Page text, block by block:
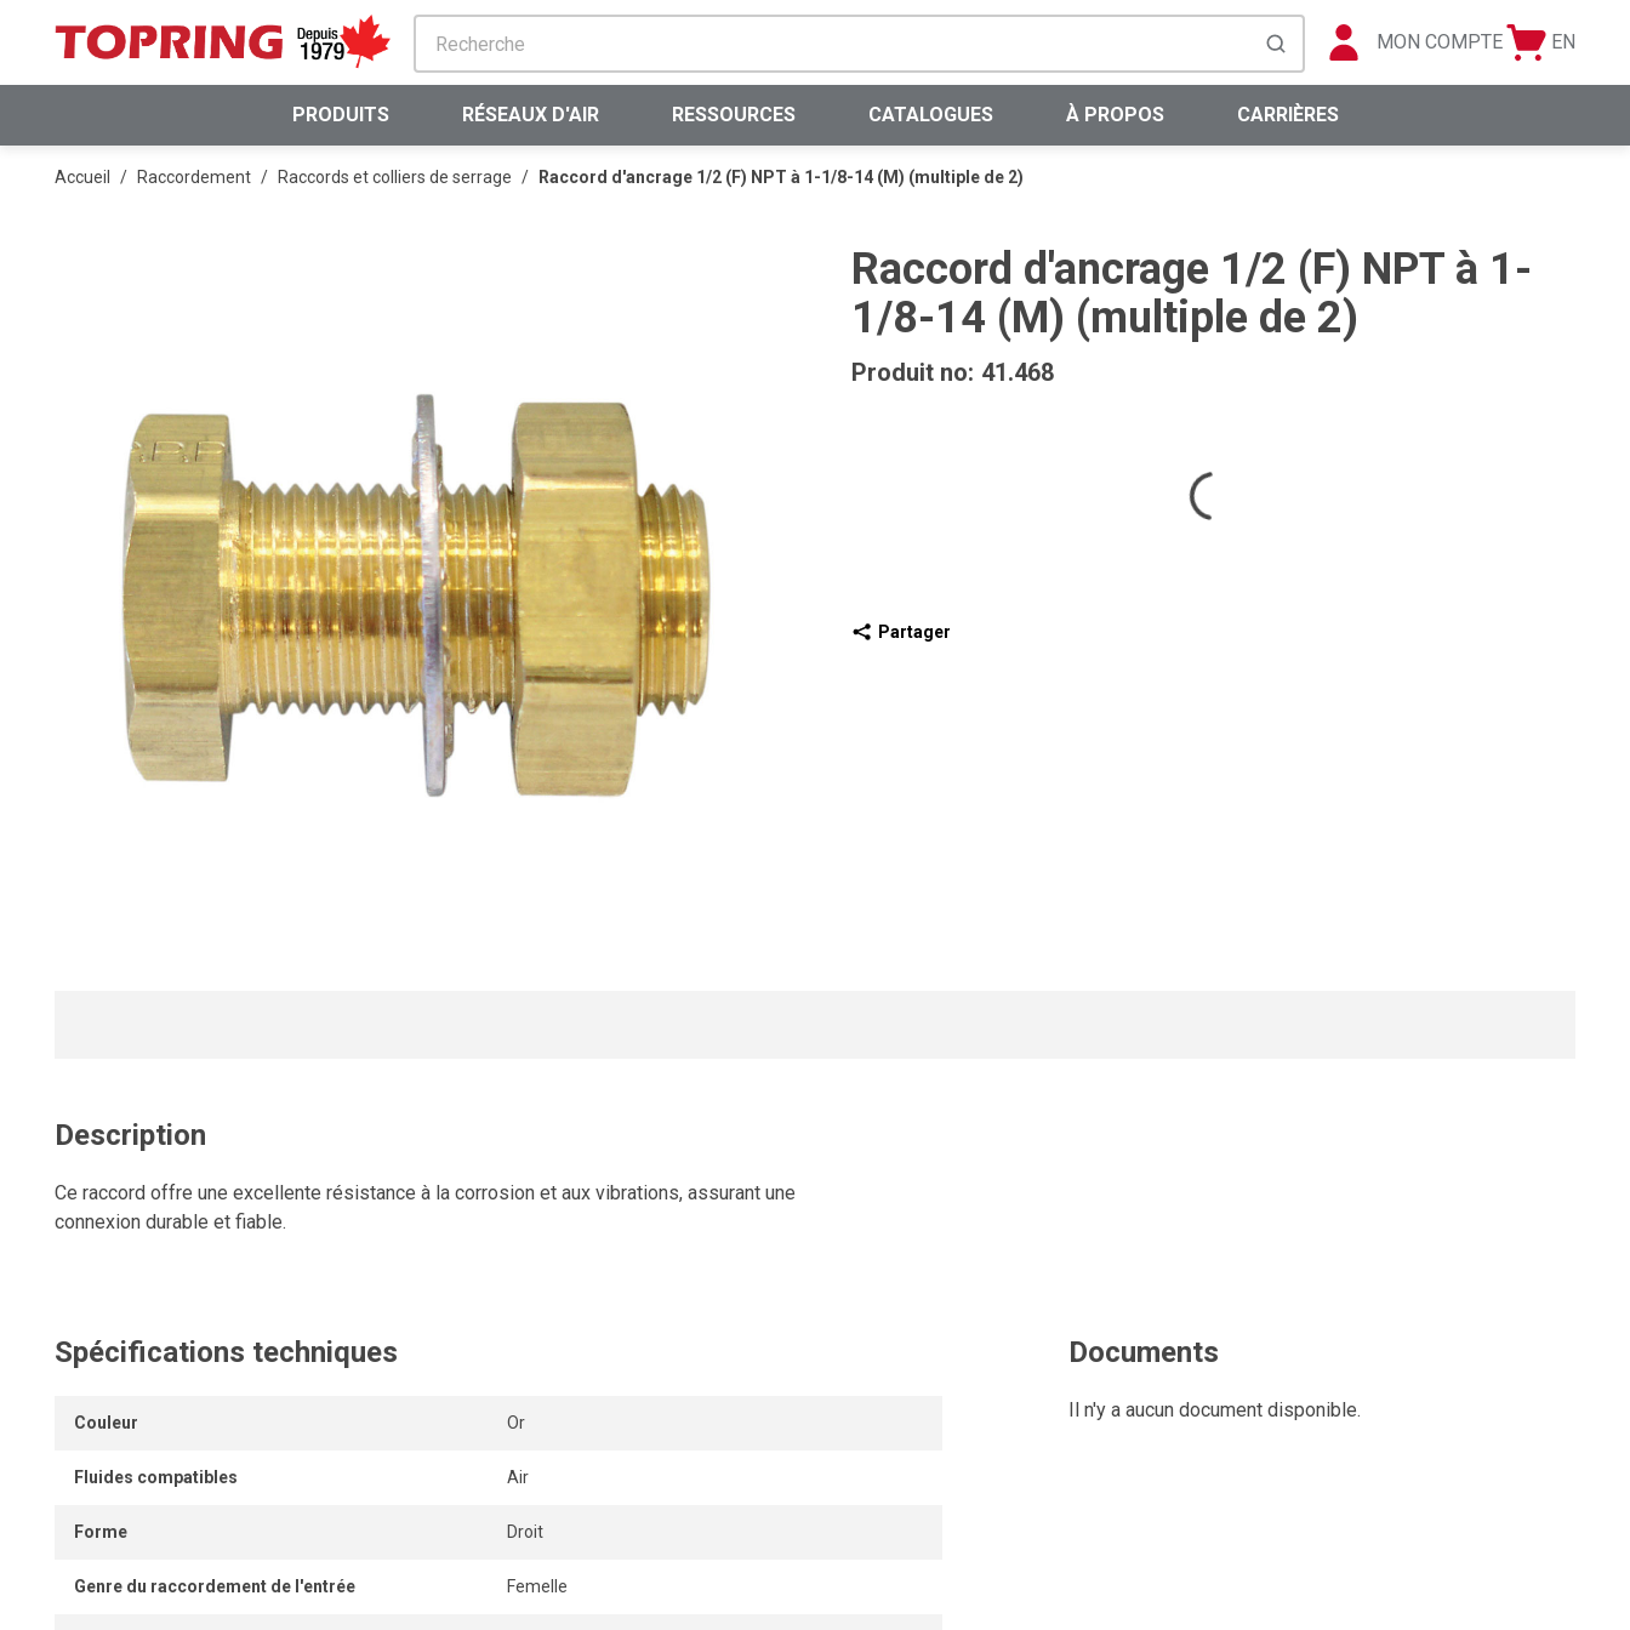
PASSER AU CONTENU PRINCIPAL
soumettre la recherche
MON COMPTE
Panier
Langue
EN
PRODUITS RÉSEAUX D'AIR RESSOURCES CATALOGUES À PROPOS CARRIÈRES
Accueil / Raccordement / Raccords et colliers de serrage / Raccord d'ancrage 1/2 (F) NPT à 1-1/8-14 (M) (multiple de 2)
Raccord d'ancrage 1/2 (F) NPT à 1-
1/8-14 (M) (multiple de 2)
Produit no: 41.468
Partager
Description
Ce raccord offre une excellente résistance à la corrosion et aux vibrations, assurant une
connexion durable et fiable.
Spécifications techniques
Couleur Or
Fluides compatibles Air
Forme Droit
Genre du raccordement de l'entrée Femelle
Documents
Il n'y a aucun document disponible.